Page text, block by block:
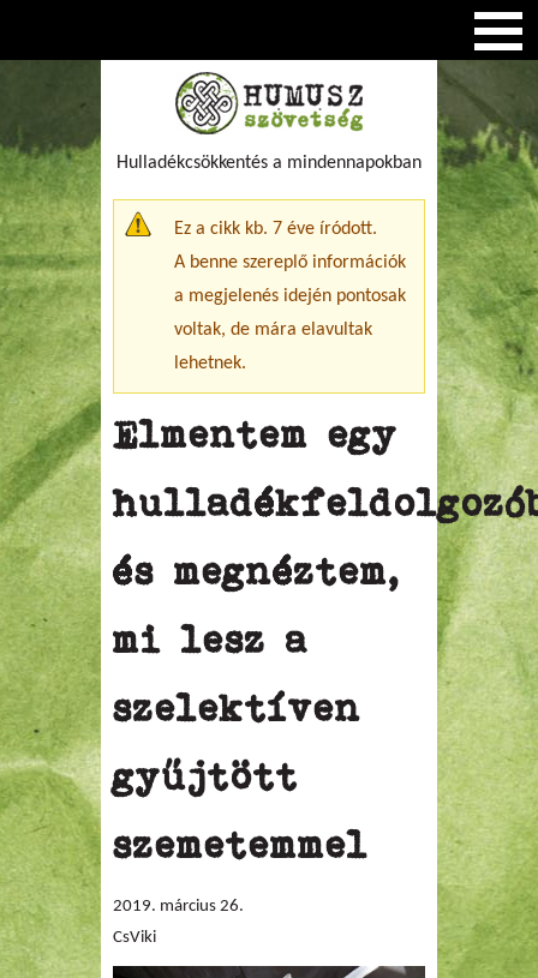
Hulladékcsökkentés a mindennapokban
Figyelmeztető üzenet
Ez a cikk kb. 7 éve íródott.
A benne szereplő információk
a megjelenés idején pontosak
voltak, de mára elavultak
lehetnek.
Elmentem egy
és megnéztem,
mi lesz a
szelektíven
gyűjtött
szemetemmel
2019. március 26.
CsViki